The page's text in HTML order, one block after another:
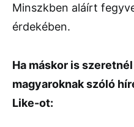
Minszkben aláírt
érdekében.
Ha máskor is
magyaroknak szóló
Like-ot: